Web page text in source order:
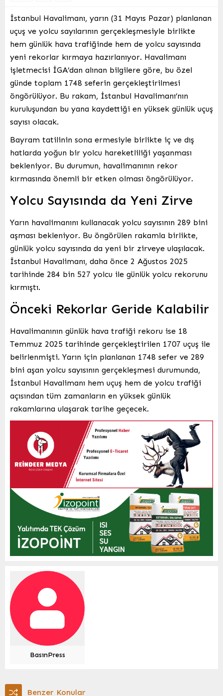
İstanbul Havalimanı, yarın (31 Mayıs Pazar) planlanan
uçuş ve yolcu sayılarının gerçekleşmesiyle birlikte
hem günlük hava trafiğinde hem de yolcu sayısında
yeni rekorlar kırmaya hazırlanıyor. Havalimanı
işletmecisi İGA’dan alınan bilgilere göre, bu özel
günde toplam 1748 seferin gerçekleştirilmesi
öngörülüyor. Bu rakam, İstanbul Havalimanı’nın
kuruluşundan bu yana kaydettiği en yüksek günlük uçuş
sayısı olacak.
Bayram tatilinin sona ermesiyle birlikte iç ve dış
hatlarda yoğun bir yolcu hareketliliği yaşanması
bekleniyor. Bu durumun, havalimanının rekor
kırmasında önemli bir etken olması öngörülüyor.
Yolcu Sayısında da Yeni Zirve
Yarın havalimanını kullanacak yolcu sayısının 289 bini
aşması bekleniyor. Bu öngörülen rakamla birlikte,
günlük yolcu sayısında da yeni bir zirveye ulaşılacak.
İstanbul Havalimanı, daha önce 2 Ağustos 2025
tarihinde 284 bin 527 yolcu ile günlük yolcu rekorunu
kırmıştı.
Önceki Rekorlar Geride Kalabilir
Havalimanının günlük hava trafiği rekoru ise 18
Temmuz 2025 tarihinde gerçekleştirilen 1707 uçuş ile
belirlenmişti. Yarın için planlanan 1748 sefer ve 289
bini aşan yolcu sayısının gerçekleşmesi durumunda,
İstanbul Havalimanı hem uçuş hem de yolcu trafiği
açısından tüm zamanların en yüksek günlük
rakamlarına ulaşarak tarihe geçecek.
BasınPress
Benzer Konular